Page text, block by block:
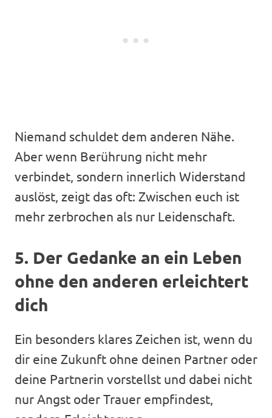
Niemand schuldet dem anderen Nähe.
Aber wenn Berührung nicht mehr
verbindet, sondern innerlich Widerstand
auslöst, zeigt das oft: Zwischen euch ist
mehr zerbrochen als nur Leidenschaft.
5. Der Gedanke an ein Leben
ohne den anderen erleichtert
dich
Ein besonders klares Zeichen ist, wenn du
dir eine Zukunft ohne deinen Partner oder
deine Partnerin vorstellst und dabei nicht
nur Angst oder Trauer empfindest,